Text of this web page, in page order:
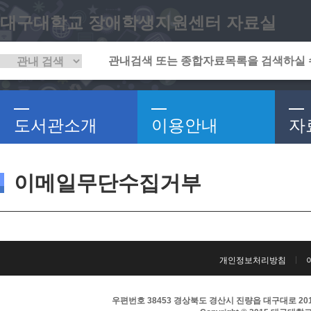
대구대학교 장애학생지원센터 자료실
도서관소개 이용안내 자
이메일무단수집거부
개인정보처리방침
우편번호 38453 경상북도 경산시 진량읍 대구대로